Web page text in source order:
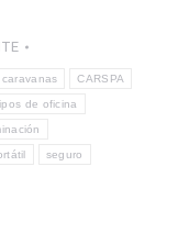
caravanas CARSPA
de oficina
seguro